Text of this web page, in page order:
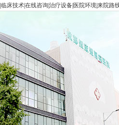
临床技术在线咨询 治疗设备 医院环境来院路